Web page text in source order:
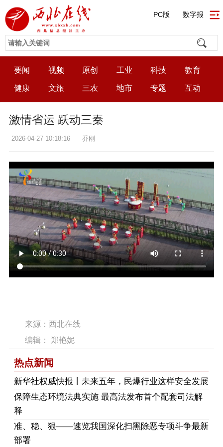
PC版 数字报
要闻 视频 原创 工业 科技 教育
健康 文旅 三农 地市 专题 互动
激情省运 跃动三秦
2026-04-27 10:18:16 乔刚
来源：西北在线
编辑： 郑艳妮
热点新闻
​新华社权威快报丨未来五年，民爆行业这样安全发展
保障生态环境法典实施 最高法发布首个配套司法解
释
​准、稳、狠——速览我国深化扫黑除恶专项斗争最新
部署